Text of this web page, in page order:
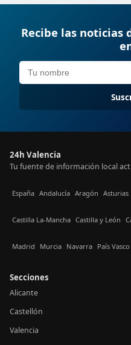
Recibe las noticias
24h Valencia
Tu fuente de información local
España Andalucía Aragón Asturias
Castilla La-Mancha Castilla y León
Madrid Murcia Navarra País Vasco
Secciones
Alicante
Castellón
Valencia